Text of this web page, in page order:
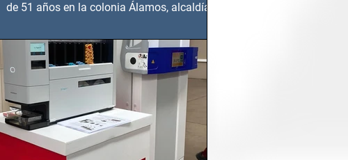
de 51 años en la colonia Álamos, alcaldía